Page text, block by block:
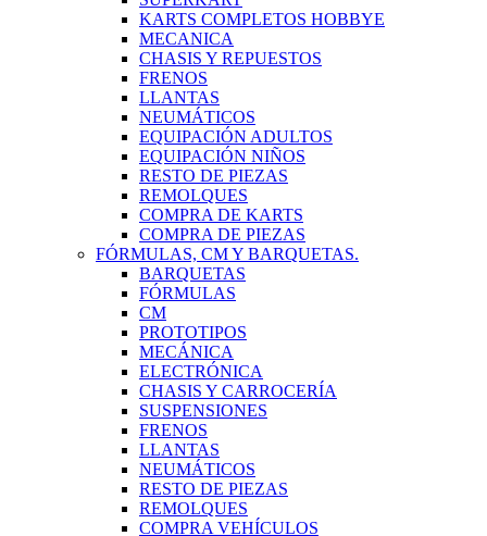
KARTS COMPLETOS HOBBYE
MECANICA
CHASIS Y REPUESTOS
FRENOS
LLANTAS
NEUMÁTICOS
EQUIPACIÓN ADULTOS
EQUIPACIÓN NIÑOS
RESTO DE PIEZAS
REMOLQUES
COMPRA DE KARTS
COMPRA DE PIEZAS
FÓRMULAS, CM Y BARQUETAS.
BARQUETAS
FÓRMULAS
CM
PROTOTIPOS
MECÁNICA
ELECTRÓNICA
CHASIS Y CARROCERÍA
SUSPENSIONES
FRENOS
LLANTAS
NEUMÁTICOS
RESTO DE PIEZAS
REMOLQUES
COMPRA VEHÍCULOS